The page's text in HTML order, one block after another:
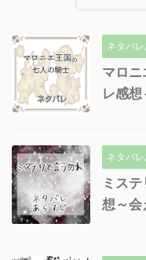
ネタバ
マロ
レ感想
ネタバ
ミス
想～会